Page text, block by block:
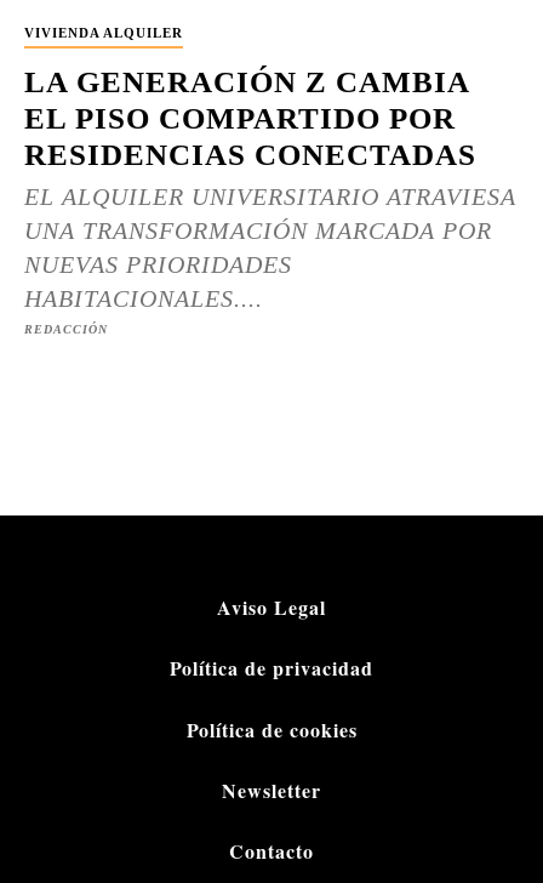
VIVIENDA ALQUILER
LA GENERACIÓN Z CAMBIA
EL PISO COMPARTIDO POR
RESIDENCIAS CONECTADAS
EL ALQUILER UNIVERSITARIO ATRAVIESA
UNA TRANSFORMACIÓN MARCADA POR
NUEVAS PRIORIDADES
HABITACIONALES....
REDACCIÓN
Aviso Legal
Política de privacidad
Política de cookies
Newsletter
Contacto